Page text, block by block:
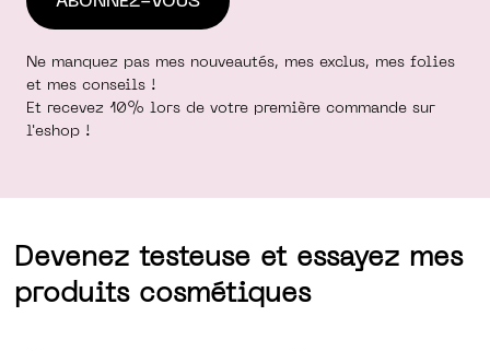
Ne manquez pas mes nouveautés, mes exclus, mes folies
et mes conseils !
Et recevez 10% lors de votre première commande sur
l'eshop !
Devenez testeuse et essayez mes
produits cosmétiques